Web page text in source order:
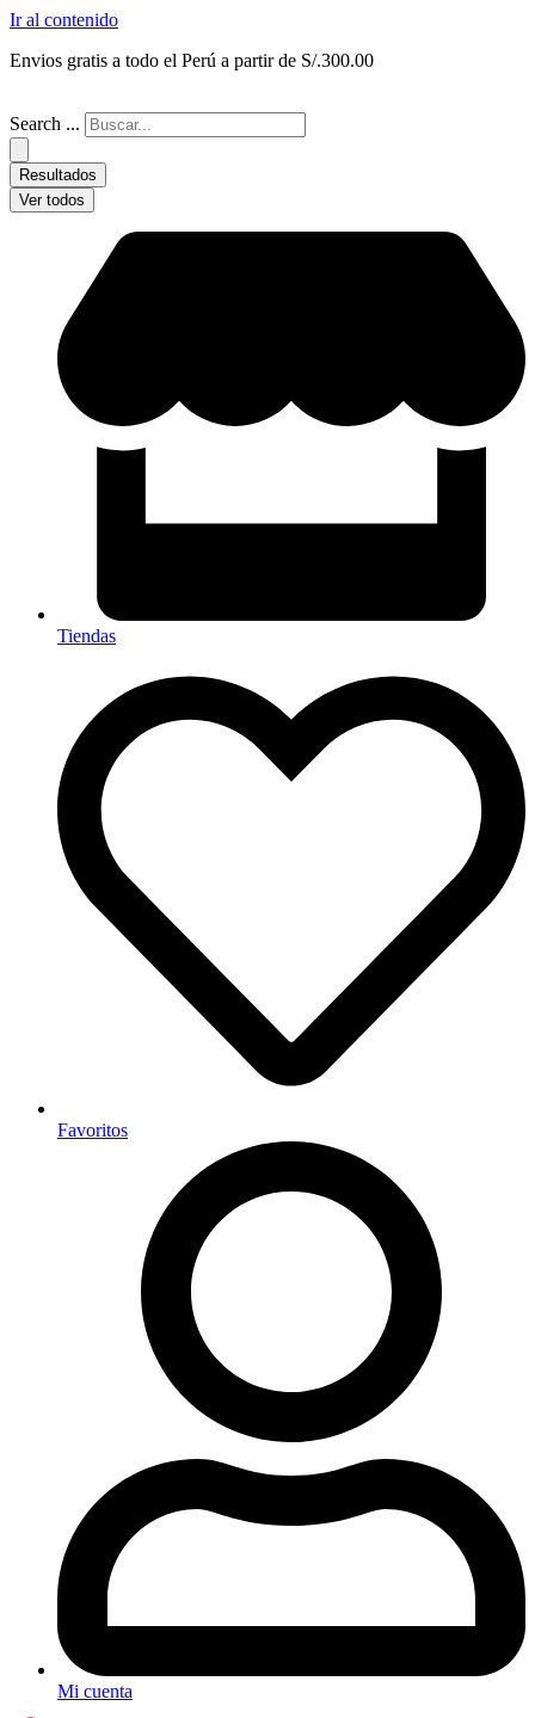
Ir al contenido
Envios gratis a todo el Perú a partir de S/.300.00
Search ...
Resultados
Ver todos
Tiendas
Favoritos
Mi cuenta